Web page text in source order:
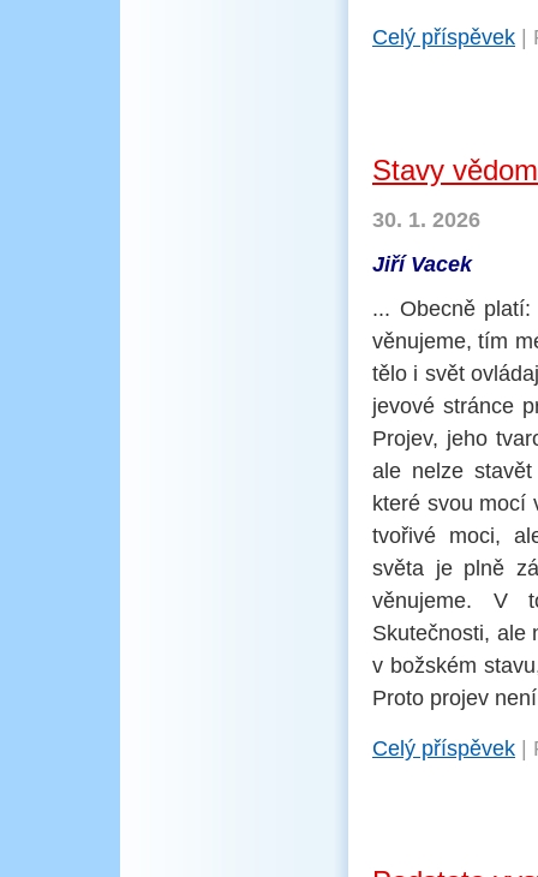
Celý příspěvek
Stavy
30. 1. 2026
Jiří Vacek
... Obecně
věnujeme, tím
tělo i svět
jevové stránce
Projev, jeho
ale nelze
které svou mocí
tvořivé moci,
světa je plně
věnujeme. V
Skutečnosti, ale
v božském
Proto projev
Celý příspěvek